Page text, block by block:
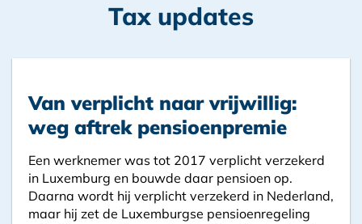
Tax updates
Van verplicht naar vrijwillig:
weg aftrek pensioenpremie
Een werknemer was tot 2017 verplicht verzekerd
in Luxemburg en bouwde daar pensioen op.
Daarna wordt hij verplicht verzekerd in Nederland,
maar hij zet de Luxemburgse pensioenregeling